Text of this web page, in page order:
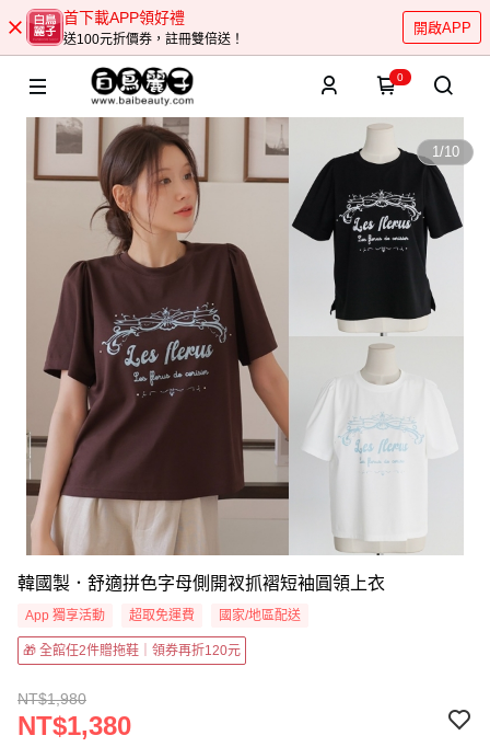
首下載APP領好禮
送100元折價券，註冊雙倍送！
開啟APP
0
1/10
韓國製．舒適拼色字母側開衩抓褶短袖圓領上衣
App 獨享活動 超取免運費 國家/地區配送
🎁 全館任2件贈拖鞋｜領券再折120元
NT$1,980
NT$1,380